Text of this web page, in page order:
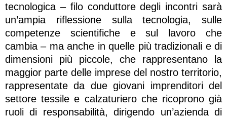
tecnologica – filo conduttore degli incontri sarà
un’ampia riflessione sulla tecnologia, sulle
competenze scientifiche e sul lavoro che
cambia – ma anche in quelle più tradizionali e di
dimensioni più piccole, che rappresentano la
maggior parte delle imprese del nostro territorio,
rappresentate da due giovani imprenditori del
settore tessile e calzaturiero che ricoprono già
ruoli di responsabilità, dirigendo un’azienda di